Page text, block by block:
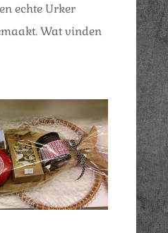
echte Urker
Wat vinden